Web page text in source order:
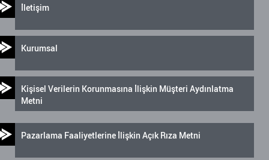
İletişim
Kurumsal
Kişisel Verilerin Korunmasına İlişkin Müşteri Aydınlatma
Metni
Pazarlama Faaliyetlerine İlişkin Açık Rıza Metni